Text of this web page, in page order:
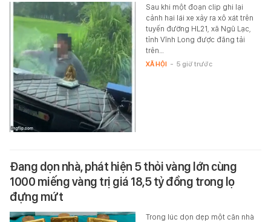
Sau khi một đoạn clip ghi lại
cảnh hai lái xe xảy ra xô xát trên
tuyến đường HL21, xã Ngũ Lạc,
tỉnh Vĩnh Long được đăng tải
trên…
XÃ HỘI - 5 giờ trước
Đang dọn nhà, phát hiện 5 thỏi vàng lớn cùng
1000 miếng vàng trị giá 18,5 tỷ đồng trong lọ
đựng mứt
Trong lúc dọn dẹp một căn nhà